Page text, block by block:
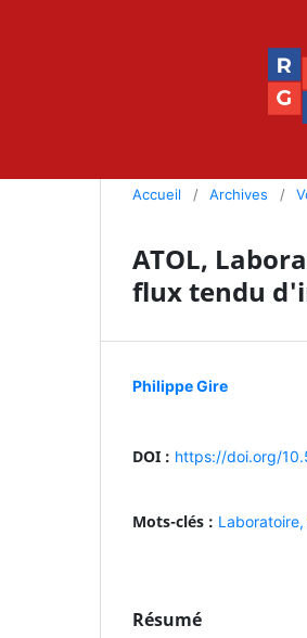
Accueil / Archives /
ATOL,
flux tendu
Philippe Gire
DOI : https://doi.org/
Mots-clés : Laboratoire,
Résumé